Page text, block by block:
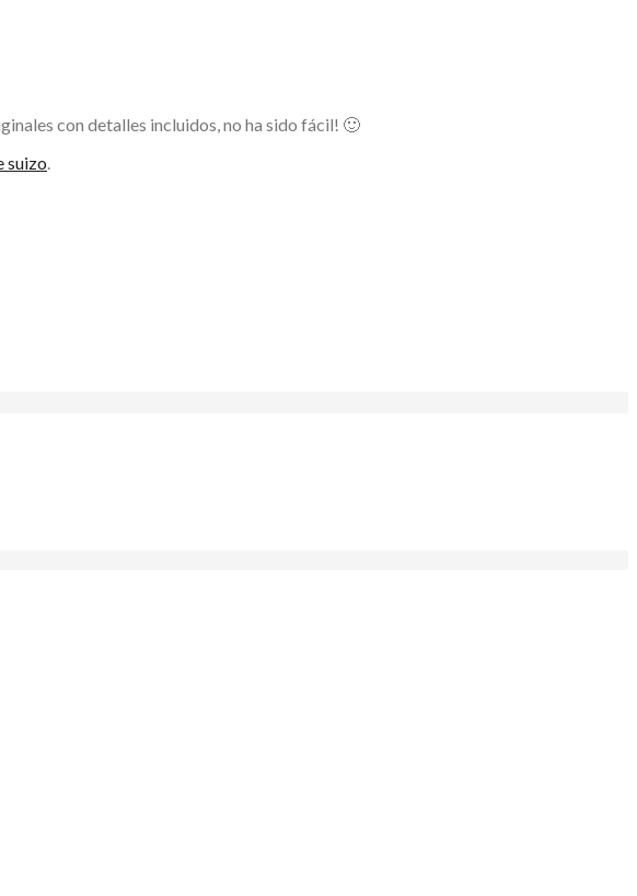
con detalles incluidos, no ha sido fácil! 🙂
suizo.